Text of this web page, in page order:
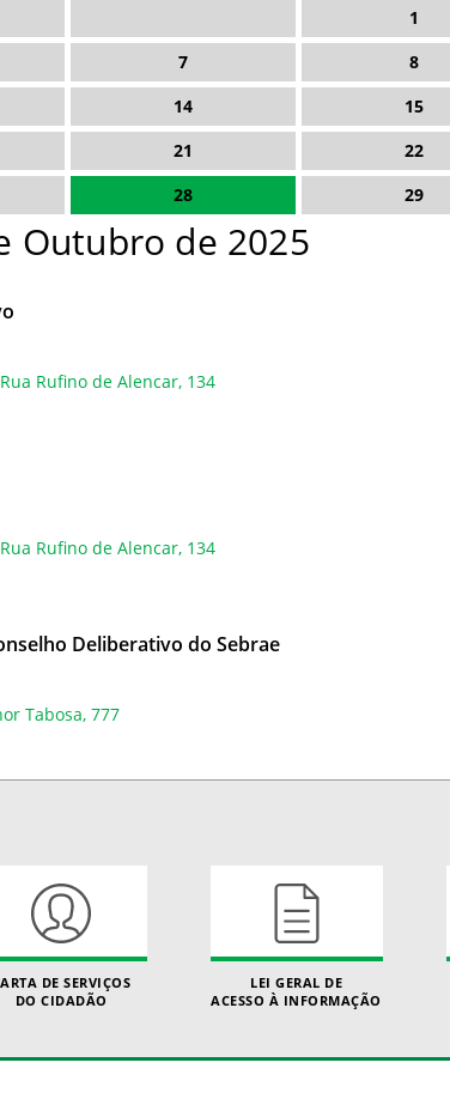
1
7 8
14 15
21 22
28 29
Outubro de 2025
Rufino de Alencar, 134
Rufino de Alencar, 134
Deliberativo do Sebrae
Tabosa, 777
DE SERVIÇOS
DO CIDADÃO
LEI GERAL DE
ACESSO À INFORMAÇÃO